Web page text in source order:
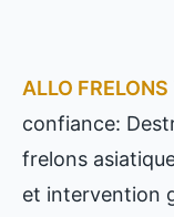
ALLO FRELONS
confiance:
frelons
et intervention